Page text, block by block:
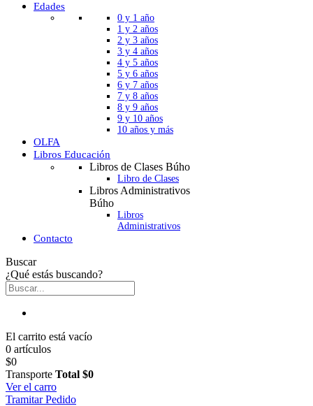
Edades
0 y 1 año
1 y 2 años
2 y 3 años
3 y 4 años
4 y 5 años
5 y 6 años
6 y 7 años
7 y 8 años
8 y 9 años
9 y 10 años
10 años y más
OLFA
Libros Educación
Libros de Clases Búho
Libro de Clases
Libros Administrativos
Búho
Libros
Administrativos
Contacto
Buscar
¿Qué estás buscando?
El carrito está vacío
0 artículos
$0
Transporte Total $0
Ver el carro
Tramitar Pedido